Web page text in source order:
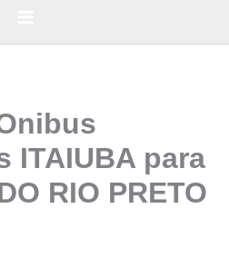
ITAIUBA para
RIO PRETO